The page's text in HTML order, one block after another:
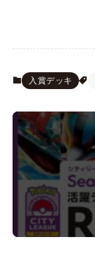
入賞デッキ